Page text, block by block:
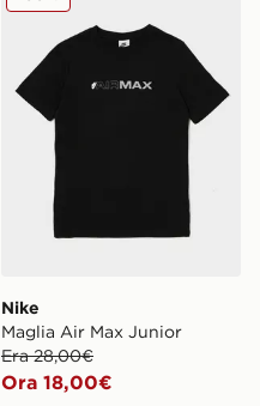
Nike
Maglia Air Max Junior
Era 28,00€
Ora 18,00€